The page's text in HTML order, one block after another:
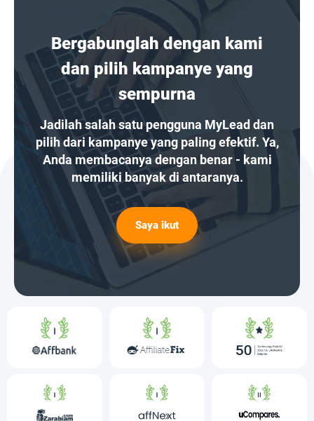
Bergabunglah dengan kami
dan pilih kampanye yang
sempurna
Jadilah salah satu pengguna MyLead dan
pilih dari kampanye yang paling efektif. Ya,
Anda membacanya dengan benar - kami
memiliki banyak di antaranya.
Saya ikut